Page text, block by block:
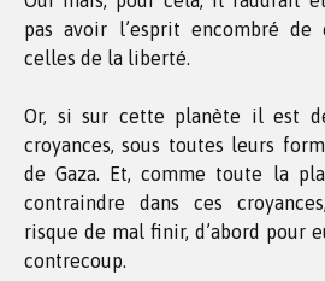
pas avoir l’esprit encombré de
celles de la liberté.
Or, si sur cette planète il est
croyances, sous toutes leurs
de Gaza. Et, comme toute la
contraindre dans ces
risque de mal finir, d’abord pour
contrecoup.